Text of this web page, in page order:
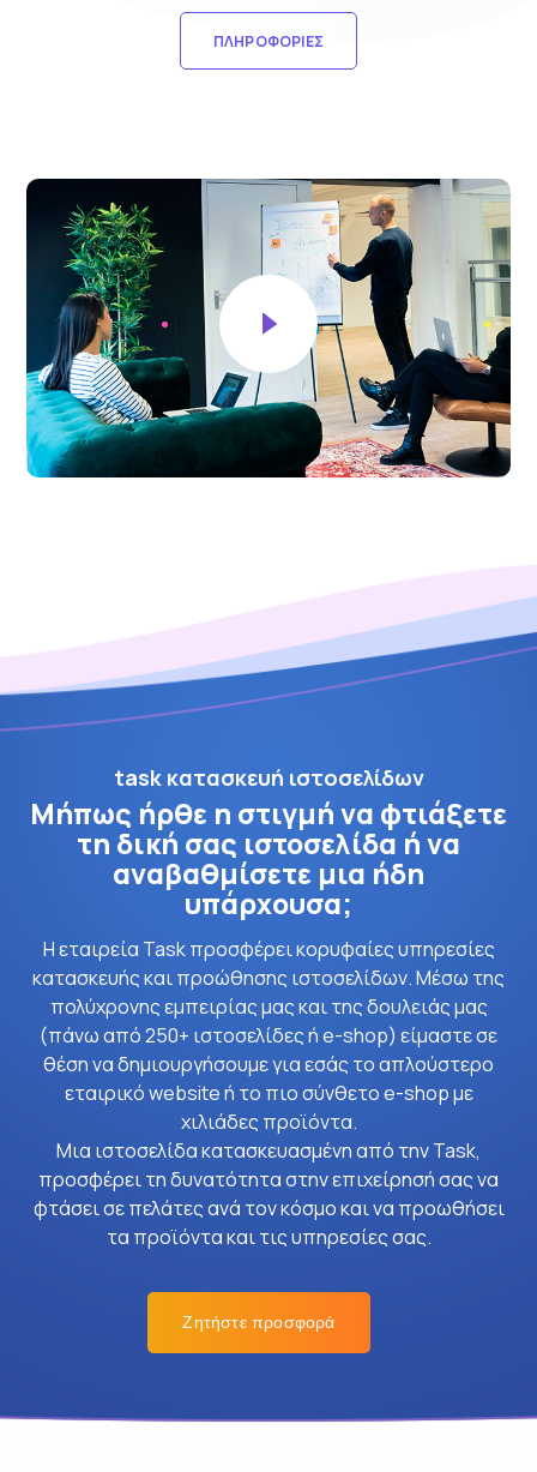
ΠΛΗΡΟΦΟΡΊΕΣ
task κατασκευή ιστοσελίδων
Μήπως ήρθε η στιγμή να φτιάξετε
τη δική σας ιστοσελίδα ή να
αναβαθμίσετε μια ήδη
υπάρχουσα;
Η εταιρεία Task προσφέρει κορυφαίες υπηρεσίες
κατασκευής και προώθησης ιστοσελίδων. Μέσω της
πολύχρονης εμπειρίας μας και της δουλειάς μας
(πάνω από 250+ ιστοσελίδες ή e-shop) είμαστε σε
θέση να δημιουργήσουμε για εσάς το απλούστερο
εταιρικό website ή το πιο σύνθετο e-shop με
χιλιάδες προϊόντα.
Μια ιστοσελίδα κατασκευασμένη από την Task,
προσφέρει τη δυνατότητα στην επιχείρησή σας να
φτάσει σε πελάτες ανά τον κόσμο και να προωθήσει
τα προϊόντα και τις υπηρεσίες σας.
Ζητήστε προσφορά